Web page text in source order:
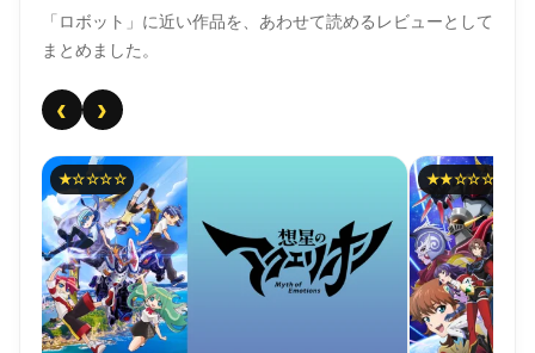
「ロボット」に近い作品を、あわせて読めるレビューとして
まとめました。
‹ ›
★☆☆☆☆ ★★☆☆☆